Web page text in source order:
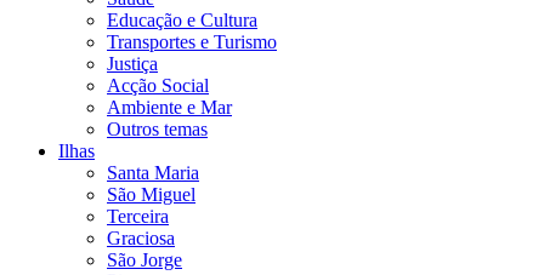
Educação e Cultura
Transportes e Turismo
Justiça
Acção Social
Ambiente e Mar
Outros temas
Ilhas
Santa Maria
São Miguel
Terceira
Graciosa
São Jorge